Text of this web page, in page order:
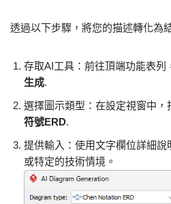
透過以下步驟，將您的描述轉化為
存取AI工具：前往頂端功能表列
生成.
選擇圖示類型：在設定視窗中，
符號ERD.
提供輸入：使用文字欄位詳細說
或特定的技術情境。